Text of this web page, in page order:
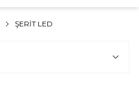
ŞERIT LED